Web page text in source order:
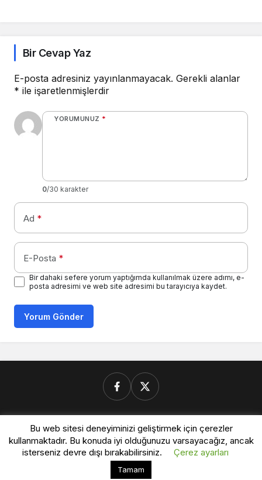
Bir Cevap Yaz
E-posta adresiniz yayınlanmayacak. Gerekli alanlar
* ile işaretlenmişlerdir
YORUMUNUZ *
0/30 karakter
Ad *
E-Posta *
Bir dahaki sefere yorum yaptığımda kullanılmak üzere adımı, e-
posta adresimi ve web site adresimi bu tarayıcıya kaydet.
Yorum Gönder
Bu web sitesinde en iyi deneyimi yaşamanızı sağlamak
için çerezler kullanılmaktadır.
Donanimforum.com
© Telif Hakkı 2026, Tüm Hakları Saklıdır.
Bu web sitesi deneyiminizi geliştirmek için çerezler
kullanmaktadır. Bu konuda iyi olduğunuzu varsayacağız, ancak
isterseniz devre dışı bırakabilirsiniz.
Çerez ayarları
Tamam